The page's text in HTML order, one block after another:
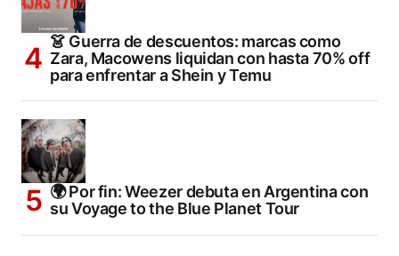
👗 Guerra de descuentos: marcas como
Zara, Macowens liquidan con hasta 70% off
para enfrentar a Shein y Temu
🌍 Por fin: Weezer debuta en Argentina con
su Voyage to the Blue Planet Tour